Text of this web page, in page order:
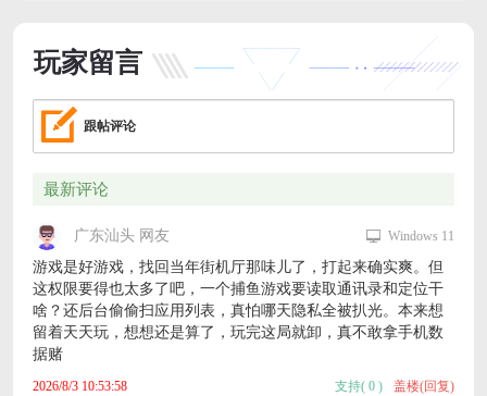
玩家留言
跟帖评论
最新评论
广东汕头 网友
2026/8/3 10:53:58
游戏是好游戏，找回当年街机厅那味儿了，打起来确实爽。但
这权限要得也太多了吧，一个捕鱼游戏要读取通讯录和定位干
啥？还后台偷偷扫应用列表，真怕哪天隐私全被扒光。本来想
留着天天玩，想想还是算了，玩完这局就卸，真不敢拿手机数
据赌
Windows 11
支持( 0) 盖楼(回复)